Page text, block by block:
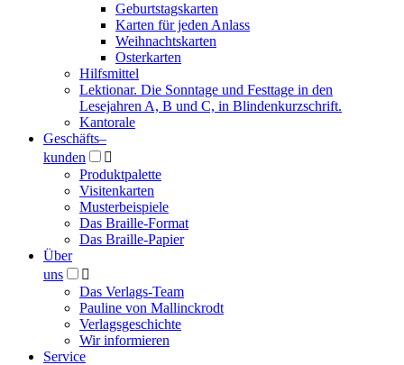
Geburtstagskarten
Karten für jeden Anlass
Weihnachtskarten
Osterkarten
Hilfsmittel
Lektionar. Die Sonntage und Festtage in den
Lesejahren A, B und C, in Blindenkurzschrift.
Kantorale
Geschäfts­–
kunden

Produktpalette
Visitenkarten
Musterbeispiele
Das Braille-Format
Das Braille-Papier
Über
uns

Das Verlags-Team
Pauline von Mallinckrodt
Verlagsgeschichte
Wir informieren
Service